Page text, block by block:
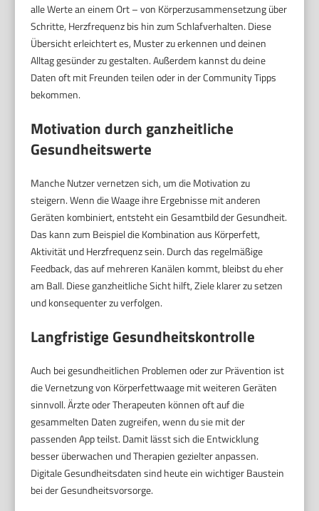
alle Werte an einem Ort – von Körperzusammensetzung über
Schritte, Herzfrequenz bis hin zum Schlafverhalten. Diese
Übersicht erleichtert es, Muster zu erkennen und deinen
Alltag gesünder zu gestalten. Außerdem kannst du deine
Daten oft mit Freunden teilen oder in der Community Tipps
bekommen.
Motivation durch ganzheitliche
Gesundheitswerte
Manche Nutzer vernetzen sich, um die Motivation zu
steigern. Wenn die Waage ihre Ergebnisse mit anderen
Geräten kombiniert, entsteht ein Gesamtbild der Gesundheit.
Das kann zum Beispiel die Kombination aus Körperfett,
Aktivität und Herzfrequenz sein. Durch das regelmäßige
Feedback, das auf mehreren Kanälen kommt, bleibst du eher
am Ball. Diese ganzheitliche Sicht hilft, Ziele klarer zu setzen
und konsequenter zu verfolgen.
Langfristige Gesundheitskontrolle
Auch bei gesundheitlichen Problemen oder zur Prävention ist
die Vernetzung von Körperfettwaage mit weiteren Geräten
sinnvoll. Ärzte oder Therapeuten können oft auf die
gesammelten Daten zugreifen, wenn du sie mit der
passenden App teilst. Damit lässt sich die Entwicklung
besser überwachen und Therapien gezielter anpassen.
Digitale Gesundheitsdaten sind heute ein wichtiger Baustein
bei der Gesundheitsvorsorge.